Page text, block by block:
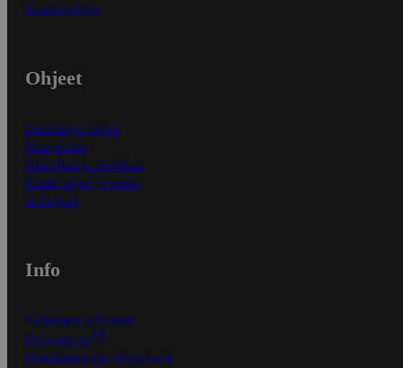
Asiakaspalvelu
Ohjeet
Ensitilaajan ohjeet
Näin maksat
Näin tilaat ja muokkaat
Kaikki ohjeet ja vinkit
In English
Info
S-Business yrityksille
Oiva-raportit
Osuuskauppojen yhteystiedot